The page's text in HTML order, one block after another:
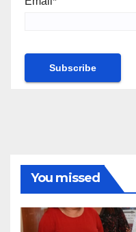
You missed